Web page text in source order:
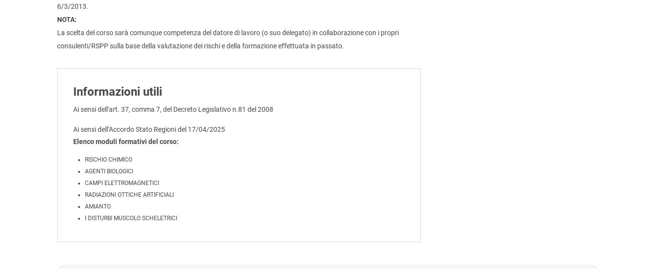
6/3/2013.
NOTA:
La scelta del corso sarà comunque competenza del datore di lavoro (o suo delegato) in collaborazione con i propri
consulenti/RSPP sulla base della valutazione dei rischi e della formazione effettuata in passato.
Informazioni utili
Ai sensi dell'art. 37, comma 7, del Decreto Legislativo n.81 del 2008
Ai sensi dell’Accordo Stato Regioni del 17/04/2025
Elenco moduli formativi del corso:
RISCHIO CHIMICO
AGENTI BIOLOGICI
CAMPI ELETTROMAGNETICI
RADIAZIONI OTTICHE ARTIFICIALI
AMIANTO
I DISTURBI MUSCOLO SCHELETRICI